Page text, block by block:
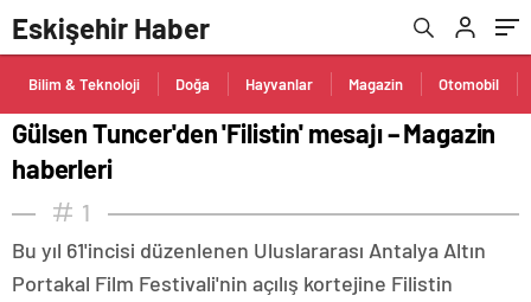
Eskişehir Haber
Bilim & Teknoloji Doğa Hayvanlar Magazin Otomobil
Gülsen Tuncer'den 'Filistin' mesajı – Magazin
haberleri
1
Bu yıl 61'incisi düzenlenen Uluslararası Antalya Altın
Portakal Film Festivali'nin açılış kortejine Filistin